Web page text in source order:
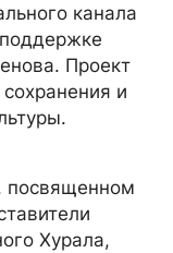
канала
Проект
и
посвященном
Хурала,